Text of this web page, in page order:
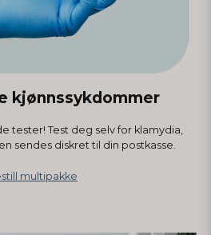
kjønnssykdommer
tester! Test deg selv for klamydia,
sendes diskret til din postkasse.
multipakke